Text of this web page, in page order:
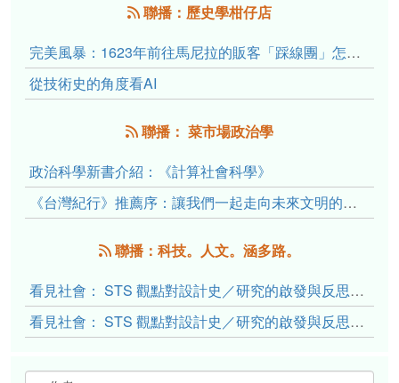
聯播：歷史學柑仔店
完美風暴：1623年前往馬尼拉的販客「踩線團」怎麼會困死於澎湖?
從技術史的角度看AI
聯播： 菜市場政治學
政治科學新書介紹：《計算社會科學》
《台灣紀行》推薦序：讓我們一起走向未來文明的備忘錄
聯播：科技。人文。涵多路。
看見社會： STS 觀點對設計史／研究的啟發與反思（下）
看見社會： STS 觀點對設計史／研究的啟發與反思（上）